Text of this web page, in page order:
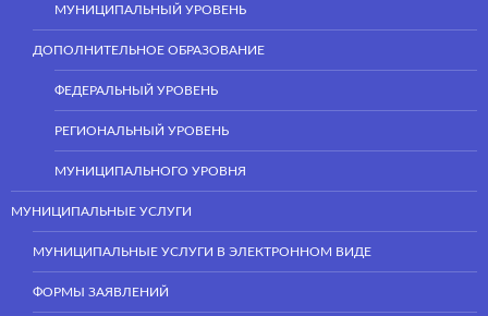
МУНИЦИПАЛЬНЫЙ УРОВЕНЬ
ДОПОЛНИТЕЛЬНОЕ ОБРАЗОВАНИЕ
ФЕДЕРАЛЬНЫЙ УРОВЕНЬ
РЕГИОНАЛЬНЫЙ УРОВЕНЬ
МУНИЦИПАЛЬНОГО УРОВНЯ
МУНИЦИПАЛЬНЫЕ УСЛУГИ
МУНИЦИПАЛЬНЫЕ УСЛУГИ В ЭЛЕКТРОННОМ ВИДЕ
ФОРМЫ ЗАЯВЛЕНИЙ